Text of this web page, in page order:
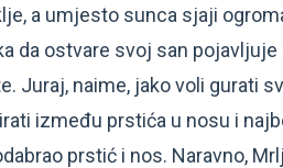
a umjesto sunca sjaji
da ostvare svoj san pojavljuje
Juraj, naime, jako voli gurati
između prstića u nosu i
prstić i nos. Naravno,